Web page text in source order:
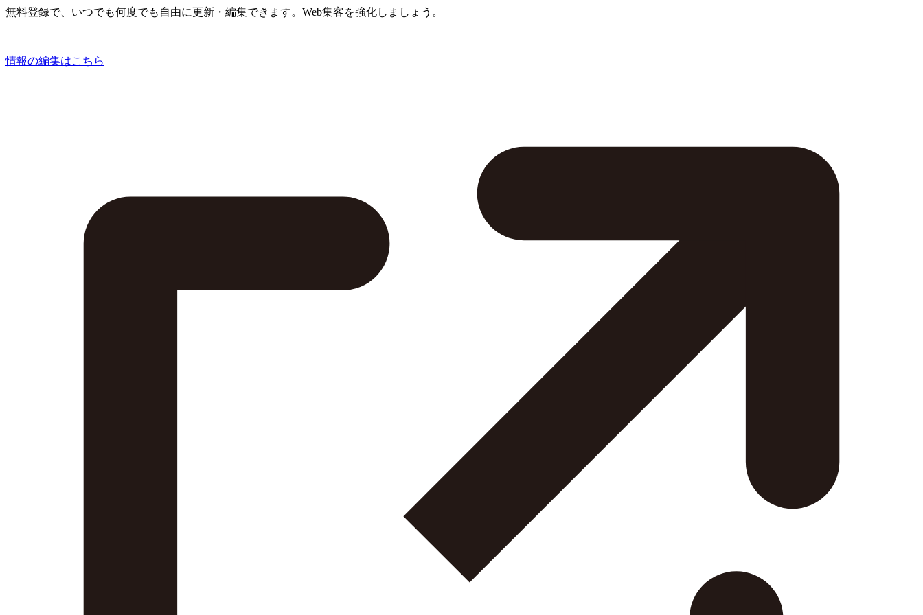
無料登録で、いつでも何度でも自由に更新・編集できます。Web集客を強化しましょう。
情報の編集はこちら